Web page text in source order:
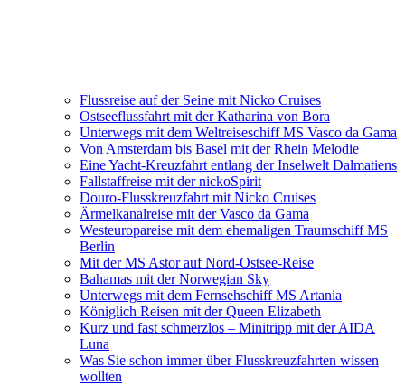
Flussreise auf der Seine mit Nicko Cruises
Ostseeflussfahrt mit der Katharina von Bora
Unterwegs mit dem Weltreiseschiff MS Vasco da Gama
Von Amsterdam bis Basel mit der Rhein Melodie
Eine Yacht-Kreuzfahrt entlang der Inselwelt Dalmatiens
Fallstaffreise mit der nickoSpirit
Douro-Flusskreuzfahrt mit Nicko Cruises
Ärmelkanalreise mit der Vasco da Gama
Westeuropareise mit dem ehemaligen Traumschiff MS
Berlin
Mit der MS Astor auf Nord-Ostsee-Reise
Bahamas mit der Norwegian Sky
Unterwegs mit dem Fernsehschiff MS Artania
Königlich Reisen mit der Queen Elizabeth
Kurz und fast schmerzlos – Minitripp mit der AIDA
Luna
Was Sie schon immer über Flusskreuzfahrten wissen
wollten